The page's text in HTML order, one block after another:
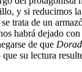
y si reducimos
trata de un
habrá dejado
de que
su lectura